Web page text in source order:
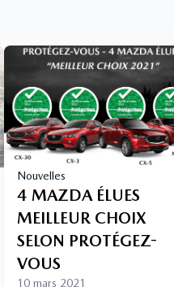
Nouvelles
4 MAZDA ÉLUES
MEILLEUR CHOIX
SELON PROTÉGEZ-
VOUS
10 mars 2021